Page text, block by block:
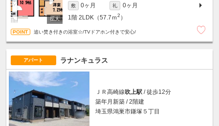
敷 0ヶ月 礼
0ヶ月
1階 2LDK（57.7ｍ2 ）
追い焚き付きの浴室☆/TVドアホン付きで安心/
アパート ラナンキュラス
ＪＲ高崎線吹上駅 / 徒歩12分
築年月新築 / 2階建
埼玉県鴻巣市鎌塚５丁目